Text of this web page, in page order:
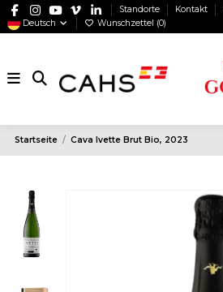
Standorte Kontakt
Deutsch
Wunschzettel (0)
Startseite Cava Ivette Brut Bio, 2023